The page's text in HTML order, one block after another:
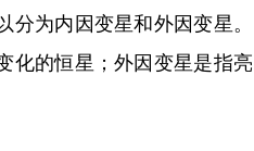
为内因变星和外因变星。
化的恒星；外因变星是指亮